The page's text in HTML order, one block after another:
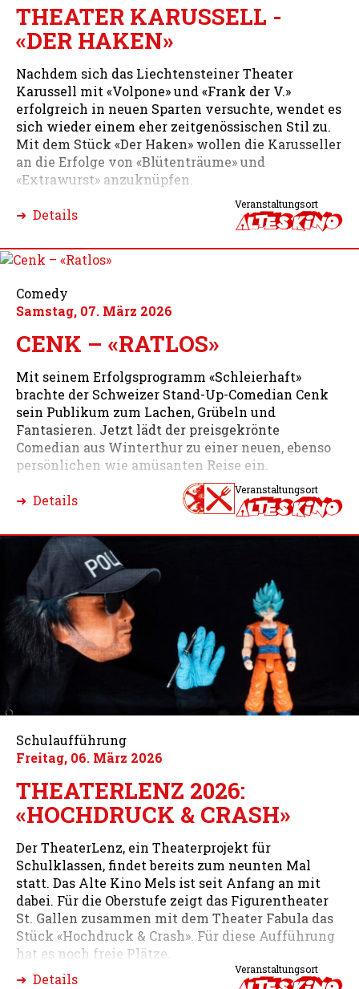
THEATER KARUSSELL -
«DER HAKEN»
Nachdem sich das Liechtensteiner Theater
Karussell mit «Volpone» und «Frank der V.»
erfolgreich in neuen Sparten versuchte, wendet es
sich wieder einem eher zeitgenössischen Stil zu.
Mit dem Stück «Der Haken» wollen die Karusseller
an die Erfolge von «Blütenträume» und
«Extrawurst» anzuknüpfen.
➜ Details
Veranstaltungsort
Comedy
Samstag, 07. März 2026
CENK – «RATLOS»
Mit seinem Erfolgsprogramm «Schleierhaft»
brachte der Schweizer Stand-Up-Comedian Cenk
sein Publikum zum Lachen, Grübeln und
Fantasieren. Jetzt lädt der preisgekrönte
Comedian aus Winterthur zu einer neuen, ebenso
persönlichen wie amüsanten Reise ein.
➜ Details
Veranstaltungsort
Schulaufführung
Freitag, 06. März 2026
THEATERLENZ 2026:
«HOCHDRUCK & CRASH»
Der TheaterLenz, ein Theaterprojekt für
Schulklassen, findet bereits zum neunten Mal
statt. Das Alte Kino Mels ist seit Anfang an mit
dabei. Für die Oberstufe zeigt das Figurentheater
St. Gallen zusammen mit dem Theater Fabula das
Stück «Hochdruck & Crash». Für diese Aufführung
hat es noch freie Plätze.
➜ Details
Veranstaltungsort